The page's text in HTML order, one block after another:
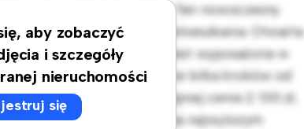
aby zobaczyć
i szczegóły
nieruchomości
się
Gdańska, Łódź! Ten nowoczesny
przestrzeń do zamieszkania. Otwarta
a elegancka kuchnia jest wyposażona w
będziesz zaledwie kilka kroków od
w mieście. W przystępnej cenie 2 100 zł,
się życiem w mieście na najwyższym